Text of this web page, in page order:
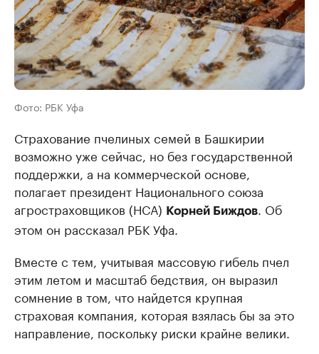
Фото: РБК Уфа
Страхование пчелиных семей в Башкирии
возможно уже сейчас, но без государственной
поддержки, а на коммерческой основе,
полагает президент Национального союза
агростраховщиков (НСА) Корней Биждов. Об
этом он рассказал РБК Уфа.
Вместе с тем, учитывая массовую гибель пчел
этим летом и масштаб бедствия, он выразил
сомнение в том, что найдется крупная
страховая компания, которая взялась бы за это
направление, поскольку риски крайне велики.